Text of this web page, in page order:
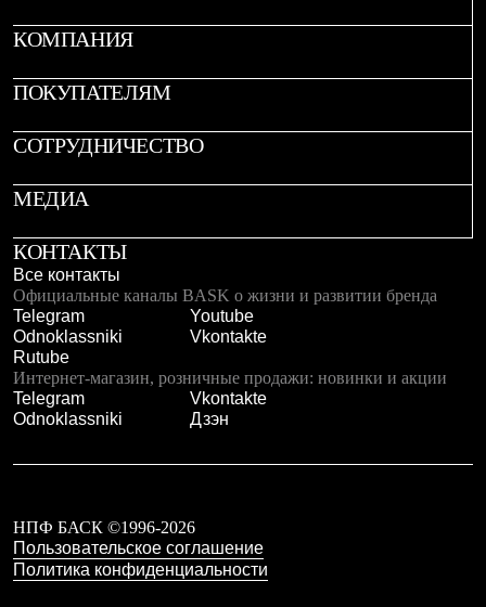
Куртки
Брюки
Футболки
Толстовки
Софтшелл одежда
Флисовая одежда
Куртки
Жилеты
Комбинезоны
Термобелье
Комплект термобелья
Снаряжение
Палатки и тенты
Палатки
Тенты
Аксессуары для палаток
Городские
Аксессуары для рюкзаков
Спальные мешки
Пуховые
КОМПАНИЯ
ПОКУПАТЕЛЯМ
СОТРУДНИЧЕСТВО
МЕДИА
КОНТАКТЫ
Все контакты
Официальные каналы BASK о жизни и развитии бренда
Telegram
Youtube
Odnoklassniki
Vkontakte
Rutube
Интернет-магазин, розничные продажи: новинки и акции
Telegram
Vkontakte
Odnoklassniki
Дзэн
НПФ БАСК ©1996-2026
Пользовательское соглашение
Политика конфиденциальности